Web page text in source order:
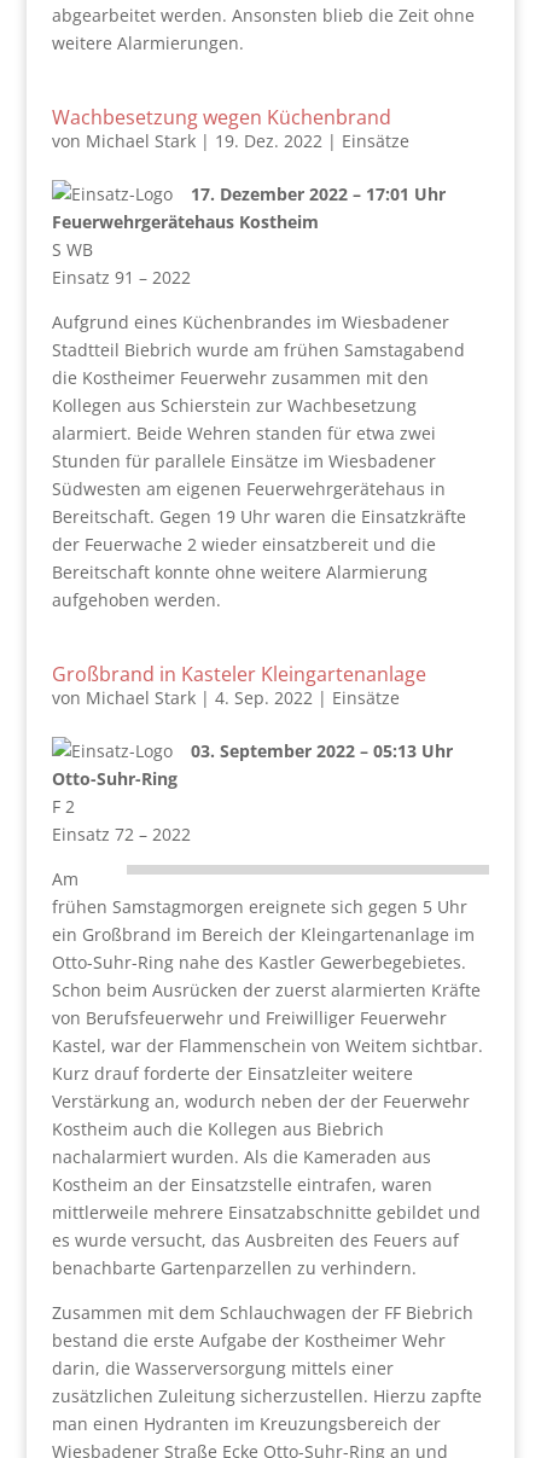
abgearbeitet werden. Ansonsten blieb die Zeit ohne
weitere Alarmierungen.
Wachbesetzung wegen Küchenbrand
von Michael Stark| 19. Dez. 2022| Einsätze
17. Dezember 2022 – 17:01 Uhr
Feuerwehrgerätehaus Kostheim
S WB
Einsatz 91 – 2022
Aufgrund eines Küchenbrandes im Wiesbadener
Stadtteil Biebrich wurde am frühen Samstagabend
die Kostheimer Feuerwehr zusammen mit den
Kollegen aus Schierstein zur Wachbesetzung
alarmiert. Beide Wehren standen für etwa zwei
Stunden für parallele Einsätze im Wiesbadener
Südwesten am eigenen Feuerwehrgerätehaus in
Bereitschaft. Gegen 19 Uhr waren die Einsatzkräfte
der Feuerwache 2 wieder einsatzbereit und die
Bereitschaft konnte ohne weitere Alarmierung
aufgehoben werden.
Großbrand in Kasteler Kleingartenanlage
von Michael Stark| 4. Sep. 2022| Einsätze
03. September 2022 – 05:13 Uhr
Otto-Suhr-Ring
F 2
Einsatz 72 – 2022
Am
frühen Samstagmorgen ereignete sich gegen 5 Uhr
ein Großbrand im Bereich der Kleingartenanlage im
Otto-Suhr-Ring nahe des Kastler Gewerbegebietes.
Schon beim Ausrücken der zuerst alarmierten Kräfte
von Berufsfeuerwehr und Freiwilliger Feuerwehr
Kastel, war der Flammenschein von Weitem sichtbar.
Kurz drauf forderte der Einsatzleiter weitere
Verstärkung an, wodurch neben der der Feuerwehr
Kostheim auch die Kollegen aus Biebrich
nachalarmiert wurden. Als die Kameraden aus
Kostheim an der Einsatzstelle eintrafen, waren
mittlerweile mehrere Einsatzabschnitte gebildet und
es wurde versucht, das Ausbreiten des Feuers auf
benachbarte Gartenparzellen zu verhindern.
Zusammen mit dem Schlauchwagen der FF Biebrich
bestand die erste Aufgabe der Kostheimer Wehr
darin, die Wasserversorgung mittels einer
zusätzlichen Zuleitung sicherzustellen. Hierzu zapfte
man einen Hydranten im Kreuzungsbereich der
Wiesbadener Straße Ecke Otto-Suhr-Ring an und